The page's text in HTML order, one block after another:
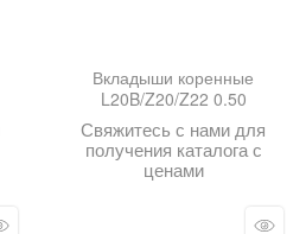
Вкладыши коренные
L20B/Z20/Z22 0.50
Свяжитесь с нами для
получения каталога с
ценами